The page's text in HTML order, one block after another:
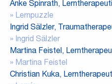
Anke Spinrath,
Lernpuzzle
Ingrid Sälzler,
Ingrid Sälzler
Martina Feistel,
Martina Feistel
Christian Kuka, Lerntherapeut